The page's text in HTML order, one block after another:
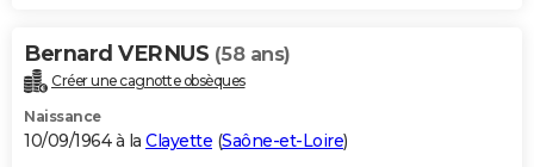
Bernard VERNUS (58 ans)
Créer une cagnotte obsèques
Naissance
10/09/1964 à la Clayette (Saône-et-Loire)